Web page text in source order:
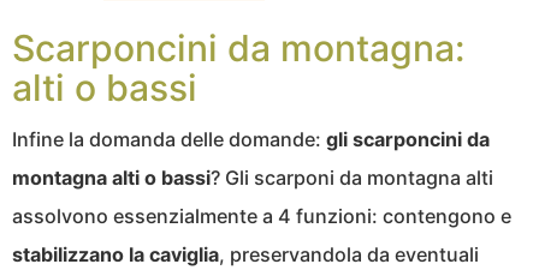
Scarponcini da montagna:
alti o bassi
Infine la domanda delle domande: gli scarponcini da
montagna alti o bassi? Gli scarponi da montagna alti
assolvono essenzialmente a 4 funzioni: contengono e
stabilizzano la caviglia, preservandola da eventuali